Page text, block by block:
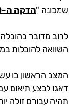
שמכונה "הדקה ה-90
לרוב מדובר
השוואה להובלות
המצב הראשון בו
דאגו לבצע תיאום
תהיה עבורם זולה